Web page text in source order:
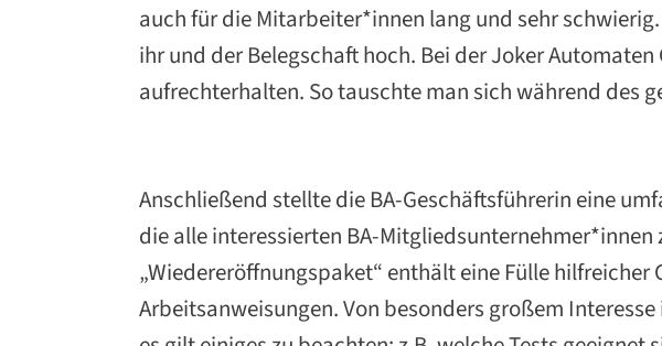
auch für die Mitarbeiter*innen lang und sehr
ihr und der Belegschaft hoch. Bei der Joker
aufrechterhalten. So tauschte man sich während des
Anschließend stellte die BA-Geschäftsführerin eine
die alle interessierten BA-
„Wiedereröffnungspaket“ enthält eine Fülle
Arbeitsanweisungen. Von besonders großem